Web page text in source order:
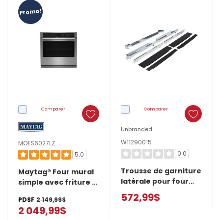
une
nombreux
tant
gaz
qu'électriques,
sont
dotés
d’une
Cuisinières
Promo!
Comparer
MOES6027LZ
5.0
Maytag® Four mural
simple avec friture à
4.3 pi cu MOES6027LZ
PDSF 2 149,99$
2 049,99$
Comparer
Unbranded
W11290015
0.0
Trousse de garniture
latérale pour four
mural encastré/four
à micro-ondes
572,99$